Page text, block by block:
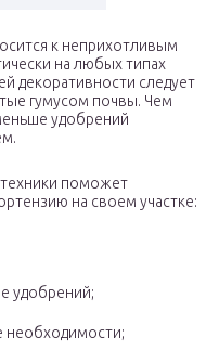
к неприхотливым
на любых типах
декоративности следует
гумусом почвы. Чем
удобрений
поможет
на своем участке:
удобрений;
необходимости;